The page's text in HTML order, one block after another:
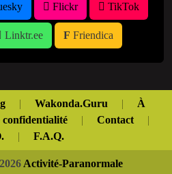
Flickr TikTok
Linktr.ee Friendica
| Wakonda.Guru |
À
confidentialité | Contact
|
| F.A.Q.
Activité-Paranormale